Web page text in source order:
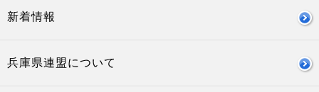
新着情報
兵庫県連盟について